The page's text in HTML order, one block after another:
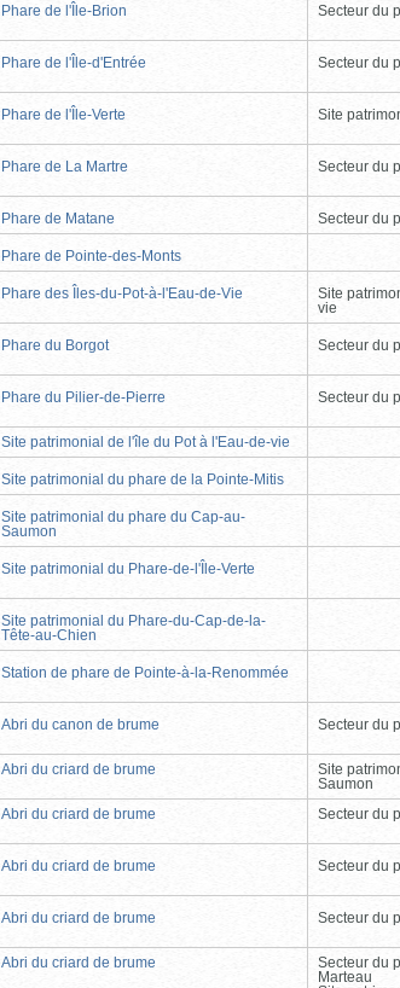
Phare de l'Île-Brion Secteur du
Phare de l'Île-d'Entrée Secteur du
Phare de l'Île-Verte Site
Phare de La Martre Secteur du
Phare de Matane Secteur du
Phare de Pointe-des-Monts
Phare des Îles-du-Pot-à-l'Eau-de-Vie
Site
vie
Phare du Borgot Secteur du
Phare du Pilier-de-Pierre Secteur du
Site patrimonial de l'île du Pot à l'Eau-de-vie
Site patrimonial du phare de la Pointe-Mitis
Site patrimonial du phare du Cap-au-
Saumon
Site patrimonial du Phare-de-l'Île-Verte
Site patrimonial du Phare-du-Cap-de-la-
Tête-au-Chien
Station de phare de Pointe-à-la-Renommée
Abri du canon de brume Secteur du
Abri du criard de brume
Site
Saumon
Abri du criard de brume Secteur du
Abri du criard de brume Secteur du
Abri du criard de brume Secteur du
Abri du criard de brume
Secteur du
Marteau